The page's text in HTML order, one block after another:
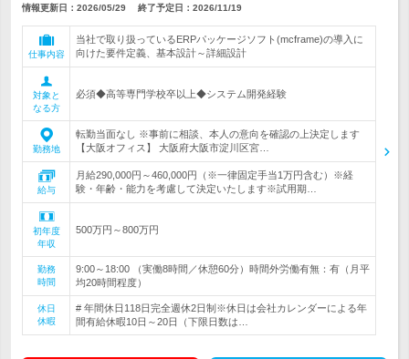
情報更新日：2026/05/29 終了予定日： 2026/11/19
仕事内容
当社で取り扱っているERPパッケージソフト(mcframe)の導入に
向けた要件定義、基本設計～詳細設計
対象と
なる方
必須◆高等専門学校卒以上◆システム開発経験
勤務地
転勤当面なし ※事前に相談、本人の意向を確認の上決定します
【大阪オフィス】 大阪府大阪市淀川区宮…
給与
月給290,000円～460,000円（※一律固定手当1万円含む）※経
験・年齢・能力を考慮して決定いたします※試用期…
初年度
年収
500万円～800万円
勤務
時間
9:00～18:00 （実働8時間／休憩60分）時間外労働有無：有（月平
均20時間程度）
休日
休暇
# 年間休日118日完全週休2日制※休日は会社カレンダーによる年
間有給休暇10日～20日（下限日数は…